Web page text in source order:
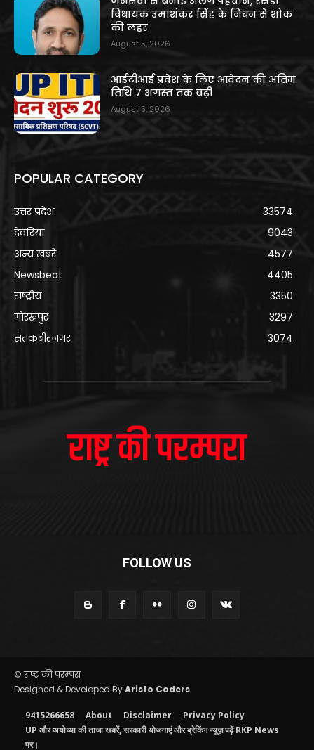
विधायक उमाशंकर सिंह के निधन से शोक
की लहर
August 5, 2026
आईटीआई प्रवेश के लिए आवेदन की अंतिम
तिथि 7 अगस्त तक बढ़ी
August 5, 2026
POPULAR CATEGORY
उत्तर प्रदेश
33574
देवरिया
9043
अन्य खबरे
4577
Newsbeat
4405
राष्ट्रीय
3350
गोरखपुर
3297
संतकबीरनगर
3074
FOLLOW US
© राष्ट्र की परम्परा
Designed & Developed ByAristo Coders
9415266658 About Disclaimer
Privacy Policy
UP और अयोध्या की ताजा खबरें, सरकारी योजनाएं और ब्रेकिंग न्यूज़ पढ़ें RKP News
पर।